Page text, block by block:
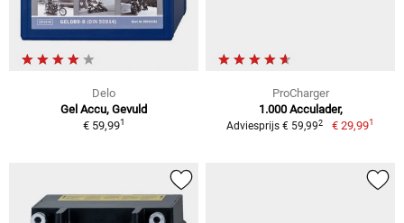
Delo
Gel Accu, Gevuld
€ 59,991
ProCharger
1.000 Acculader,
Adviesprijs € 59,992 € 29,991